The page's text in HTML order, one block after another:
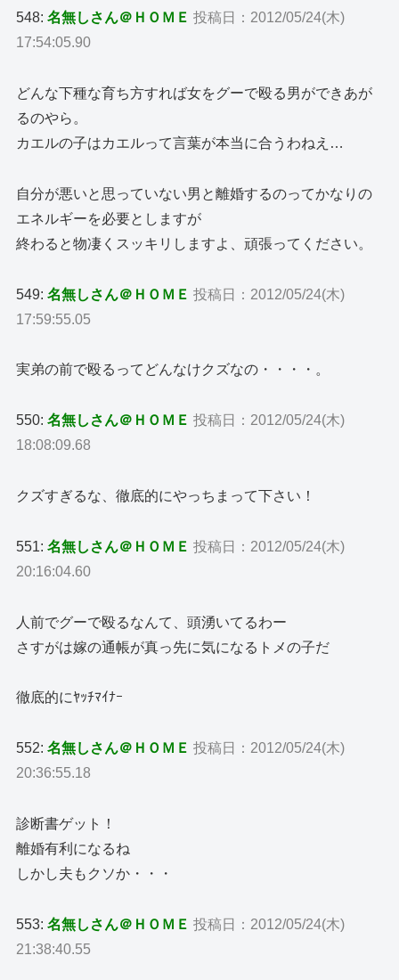
548:名無しさん＠ＨＯＭＥ 投稿日：2012/05/24(木)
17:54:05.90
どんな下種な育ち方すれば女をグーで殴る男ができあが
るのやら。
カエルの子はカエルって言葉が本当に合うわねえ…
自分が悪いと思っていない男と離婚するのってかなりの
エネルギーを必要としますが
終わると物凄くスッキリしますよ、頑張ってください。
549:名無しさん＠ＨＯＭＥ 投稿日：2012/05/24(木)
17:59:55.05
実弟の前で殴るってどんなけクズなの・・・・。
550:名無しさん＠ＨＯＭＥ 投稿日：2012/05/24(木)
18:08:09.68
クズすぎるな、徹底的にやっちまって下さい！
551:名無しさん＠ＨＯＭＥ 投稿日：2012/05/24(木)
20:16:04.60
人前でグーで殴るなんて、頭湧いてるわー
さすがは嫁の通帳が真っ先に気になるトメの子だ
徹底的にﾔｯﾁﾏｲﾅｰ
552:名無しさん＠ＨＯＭＥ 投稿日：2012/05/24(木)
20:36:55.18
診断書ゲット！
離婚有利になるね
しかし夫もクソか・・・
553:名無しさん＠ＨＯＭＥ 投稿日：2012/05/24(木)
21:38:40.55